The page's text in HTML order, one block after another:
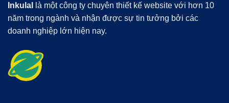
Inkulal
là một công ty chuyên thiết kế website với hơn 10
năm trong ngành và nhận được sự tin tưởng bởi các
doanh nghiệp lớn hiện nay.